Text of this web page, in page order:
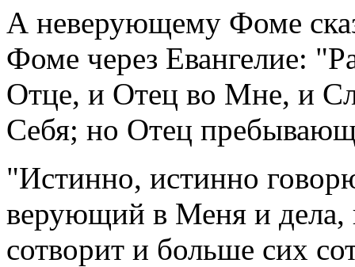
А неверующему Фоме
Фоме через Евангелие:
Отце, и Отец во Мне, и
Себя; но Отец
"Истинно, истинно
верующий в Меня и
сотворит и больше сих